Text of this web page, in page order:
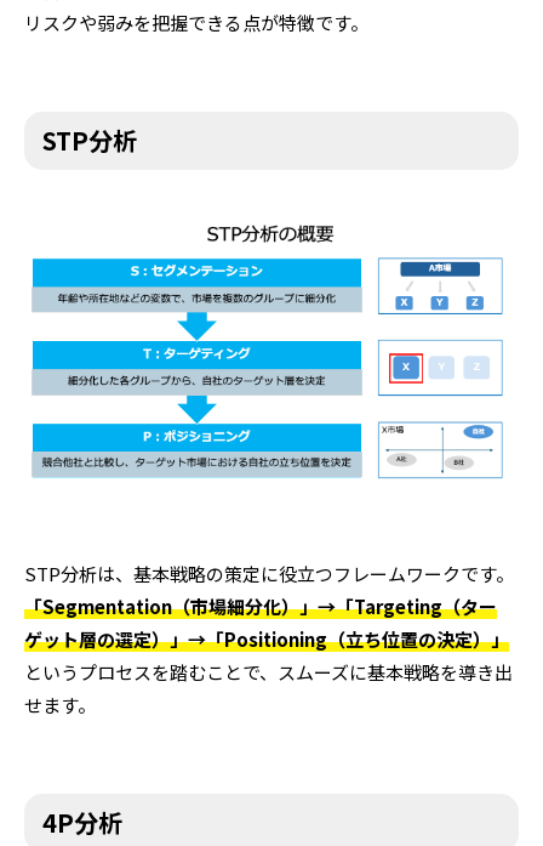
リスクや弱みを把握できる点が特徴です。
STP分析
STP分析は、基本戦略の策定に役立つフレームワークです。
「Segmentation（市場細分化）」→「Targeting（ター
ゲット層の選定）」→「Positioning（立ち位置の決定）」
というプロセスを踏むことで、スムーズに基本戦略を導き出
せます。
4P分析